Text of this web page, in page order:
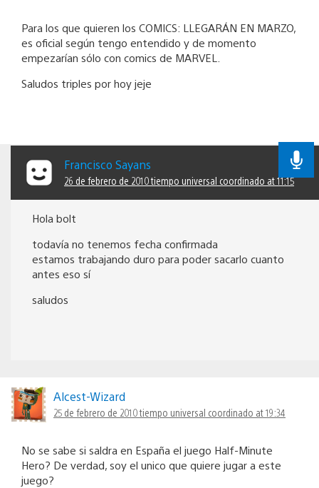
Para los que quieren los COMICS: LLEGARÁN EN MARZO,
es oficial según tengo entendido y de momento
empezarían sólo con comics de MARVEL.
Saludos triples por hoy jeje
Francisco Sayans
26 de febrero de 2010 tiempo universal coordinado at 11:15
Hola bolt
todavía no tenemos fecha confirmada
estamos trabajando duro para poder sacarlo cuanto
antes eso sí
saludos
Alcest-Wizard
25 de febrero de 2010 tiempo universal coordinado at 19:34
No se sabe si saldra en España el juego Half-Minute
Hero? De verdad, soy el unico que quiere jugar a este
juego?